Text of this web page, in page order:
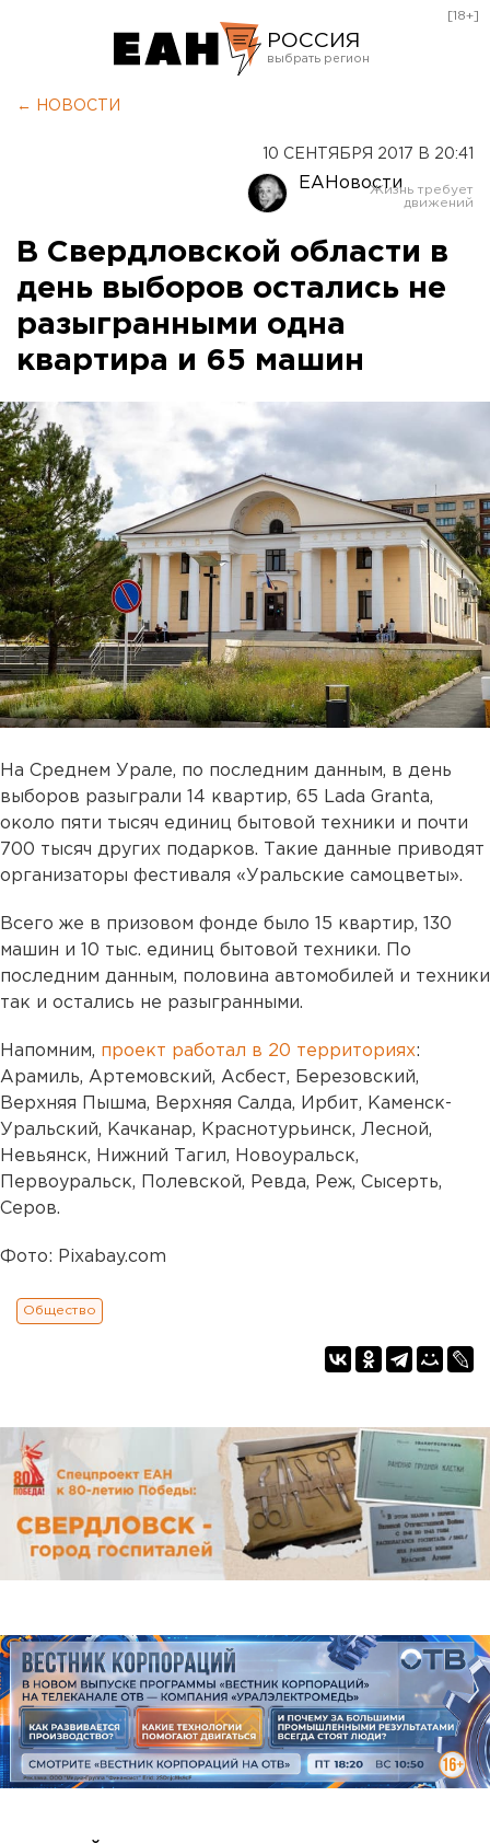
РОССИЯ
Оренбург
[18+]
← НОВОСТИ
10 СЕНТЯБРЯ 2017 В 20:41
ЕАНовости
В Свердловской области в
день выборов остались не
разыгранными одна
квартира и 65 машин
На Среднем Урале, по последним данным, в день
выборов разыграли 14 квартир, 65 Lada Granta,
около пяти тысяч единиц бытовой техники и почти
700 тысяч других подарков. Такие данные приводят
организаторы фестиваля «Уральские самоцветы».
Всего же в призовом фонде было 15 квартир, 130
машин и 10 тыс. единиц бытовой техники. По
последним данным, половина автомобилей и техники
так и остались не разыгранными.
Напомним, проект работал в 20 территориях:
Арамиль, Артемовский, Асбест, Березовский,
Верхняя Пышма, Верхняя Салда, Ирбит, Каменск-
Уральский, Качканар, Краснотурьинск, Лесной,
Невьянск, Нижний Тагил, Новоуральск,
Первоуральск, Полевской, Ревда, Реж, Сысерть,
Серов.
Фото: Pixabay.com
Общество